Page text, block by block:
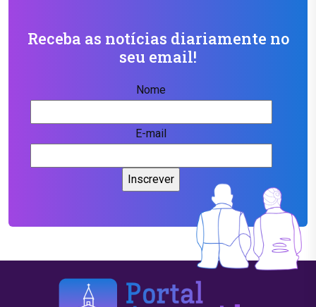
Receba as notícias diariamente no
seu email!
Nome
E-mail